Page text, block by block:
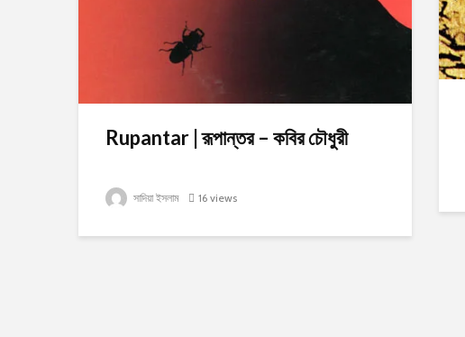
Rupantar | রূপান্তর – কবির চৌধুরী
সাদিয়া ইসলাম 16 views